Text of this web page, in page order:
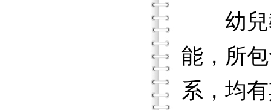
幼兒教
能，所
系，均